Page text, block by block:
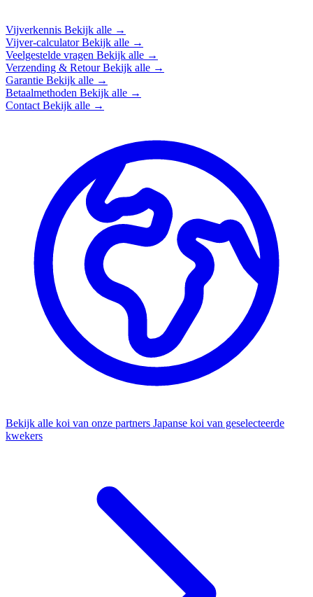
Vijverkennis Bekijk alle →
Vijver-calculatorBekijk alle →
Veelgestelde vragen Bekijk alle →
Verzending & RetourBekijk alle →
Garantie Bekijk alle →
Betaalmethoden Bekijk alle →
Contact Bekijk alle →
Bekijk alle koi van onze partners Japanse koi van geselecteerde
kwekers